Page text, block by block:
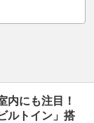
内にも注目！
ルトイン」搭